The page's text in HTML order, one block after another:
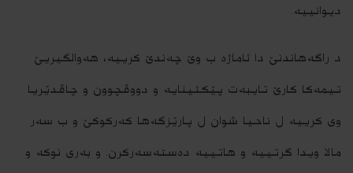
دیوانییه‌.
د راگه‌هاندنێ دا ئاماژه‌ ب وێ چه‌ندێ كرییه‌، هه‌والگیریێ
تیمه‌كا كارێ تایبه‌ت پێكئینایه‌ و دووڤچوون و چاڤدێریا
وى كرییه‌ ل ناحیا شوان ل پارێزگه‌ها كه‌ركوكێ و ب سه‌ر
مالا ویدا گرتییه‌ و هاتییه‌ ده‌سته‌سه‌ركرن. و به‌رى نوكه‌ و